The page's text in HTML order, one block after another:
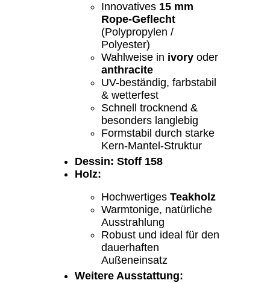
Innovatives 15 mm
Rope-Geflecht
(Polypropylen /
Polyester)
Wahlweise in ivory oder
anthracite
UV-beständig, farbstabil
& wetterfest
Schnell trocknend &
besonders langlebig
Formstabil durch starke
Kern-Mantel-Struktur
Dessin: Stoff 158
Holz:
Hochwertiges Teakholz
Warmtonige, natürliche
Ausstrahlung
Robust und ideal für den
dauerhaften
Außeneinsatz
Weitere Ausstattung: